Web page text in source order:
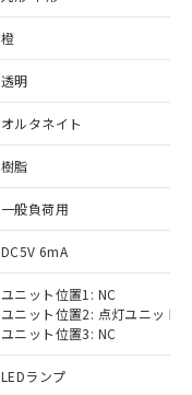
橙
透明
オルタネイト
樹脂
一般負荷用
DC5V 6mA
ユニット位置1: NC
ユニット位置2: 点灯ユニット
ユニット位置3: NC
LEDランプ